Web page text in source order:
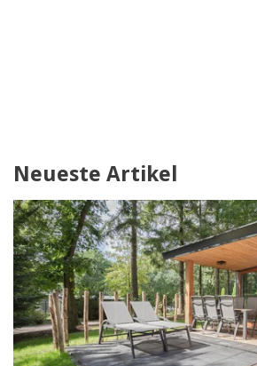
Neueste Artikel